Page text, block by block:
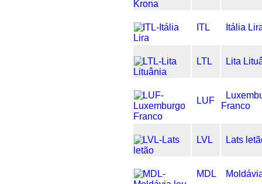
ITL Itália
LTL Lita
LUF
Franco
LVL Lats
MDL